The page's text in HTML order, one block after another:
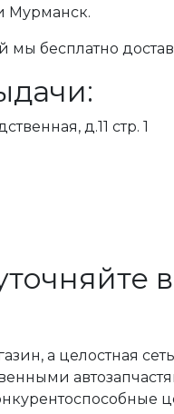
Мурманск.
мы бесплатно
д.11 стр. 1
а целостная